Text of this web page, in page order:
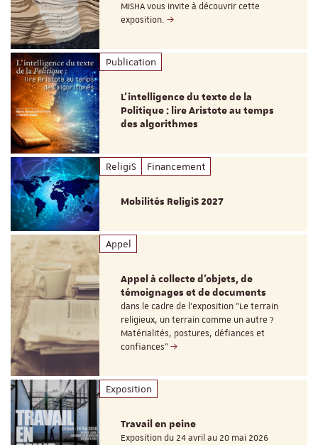
MISHA vous invite à découvrir cette
exposition.
Publication
L’intelligence du texte de la
Politique : lire Aristote au temps
des algorithmes
ReligiS Financement
Mobilités ReligiS 2027
Appel
Appel à collecte d'objets, de
témoignages et de documents
dans le cadre de l'exposition "Le terrain
religieux, un terrain comme un autre ?
Matérialités, postures, défiances et
confiances"
Exposition
Travail en peine
Exposition du 24 avril au 20 mai 2026